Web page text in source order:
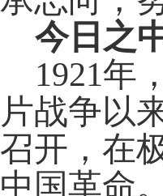
今日之
1921年
片战争以
召开，在
中国革命